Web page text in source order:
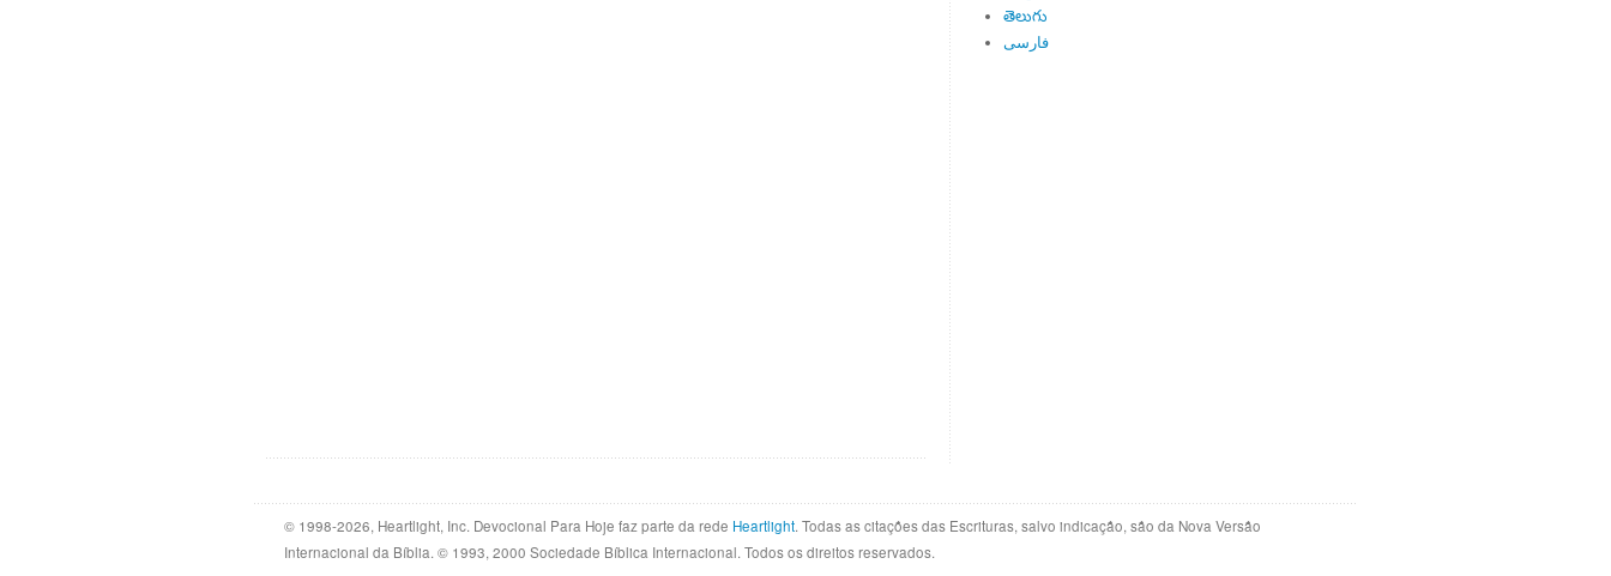
తెలుగు
فارسی
© 1998-2026, Heartlight, Inc. Devocional Para Hoje faz parte da rede Heartlight. Todas as citações das Escrituras, salvo indicação, são da Nova Versão
Internacional da Bíblia. © 1993, 2000 Sociedade Bíblica Internacional. Todos os direitos reservados.